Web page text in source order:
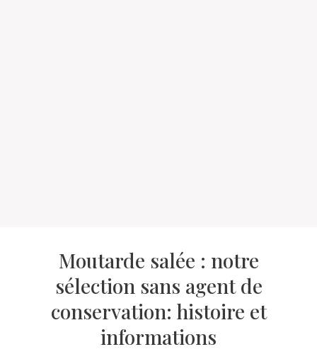
Moutarde salée : notre
sélection sans agent de
conservation: histoire et
informations